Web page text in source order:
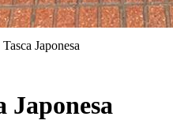
Japonesa
Japonesa